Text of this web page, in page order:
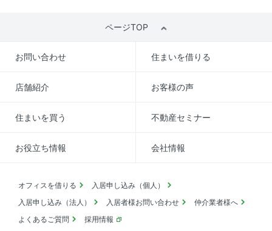
ページTOP
お問い合わせ 住まいを借りる
店舗紹介 お客様の声
住まいを買う 不動産セミナー
お役立ち情報 会社情報
オフィスを借りる
入居申し込み（個人）
入居申し込み（法人）
入居者様お問い合わせ
仲介業者様へ
よくあるご質問
採用情報